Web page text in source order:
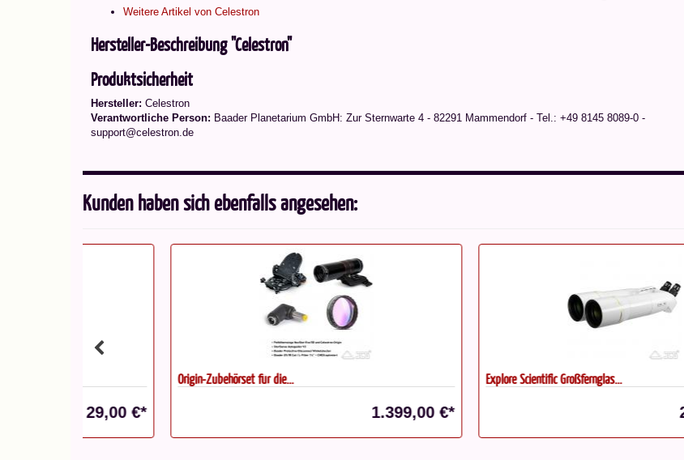
Weitere Artikel von Celestron
Hersteller-Beschreibung "Celestron"
Produktsicherheit
Hersteller: Celestron
Verantwortliche Person: Baader Planetarium GmbH: Zur Sternwarte 4 - 82291 Mammendorf - Tel.: +49 8145 8089-0 -
support@celestron.de
Kunden haben sich ebenfalls angesehen:
Origin-Zubehörset für die...
1.399,00 €*
Explore Scientific Großfernglas...
2.199,00 €*